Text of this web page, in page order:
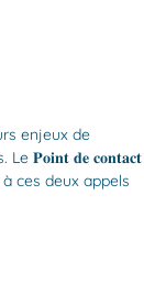
enjeux de
𝐏𝐨𝐢𝐧𝐭 𝐝𝐞 𝐜𝐨𝐧𝐭𝐚𝐜𝐭
à ces deux appels